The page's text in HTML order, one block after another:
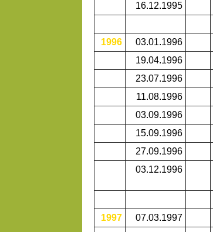
16.12.1995
1996 03.01.1996
19.04.1996
23.07.1996
11.08.1996
03.09.1996
15.09.1996
27.09.1996
03.12.1996
1997 07.03.1997